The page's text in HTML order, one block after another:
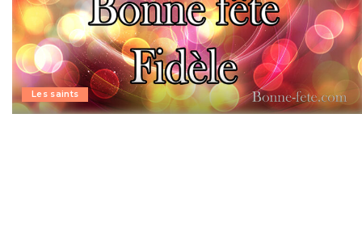
Les saints